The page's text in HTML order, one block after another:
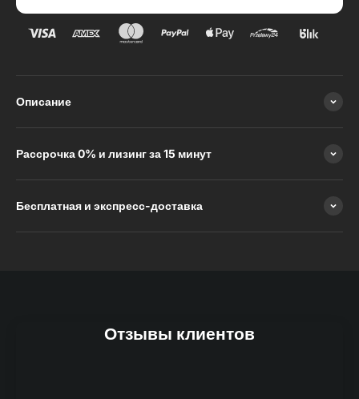
Описание
Рассрочка 0% и лизинг за 15 минут
Бесплатная и экспресс-доставка
Отзывы клиентов